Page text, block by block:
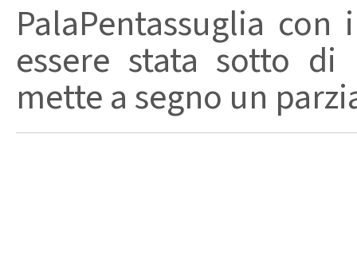
PalaPentassuglia
essere stata sotto
mette a segno un